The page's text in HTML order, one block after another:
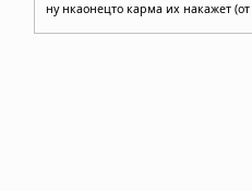
ну нкаонецто карма их накажет (от